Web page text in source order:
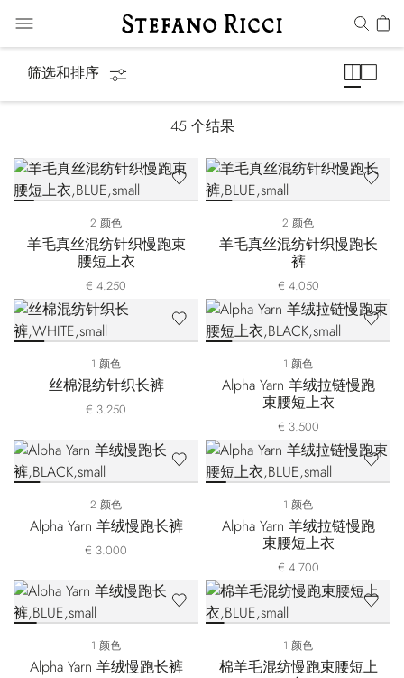
筛选和排序
45 个结果
2 颜色
羊毛真丝混纺针织慢跑束
腰短上衣
€ 4.250
2 颜色
羊毛真丝混纺针织慢跑长
裤
€ 4.050
1 颜色
丝棉混纺针织长裤
€ 3.250
1 颜色
Alpha Yarn 羊绒拉链慢跑
束腰短上衣
€ 3.500
2 颜色
Alpha Yarn 羊绒慢跑长裤
€ 3.000
1 颜色
Alpha Yarn 羊绒拉链慢跑
束腰短上衣
€ 4.700
1 颜色
Alpha Yarn 羊绒慢跑长裤
1 颜色
棉羊毛混纺慢跑束腰短上